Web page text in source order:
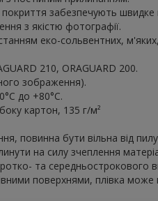
забезпечують швидке
з якістю фотографії.
еко-сольвентних,
210, ORAGUARD 200.
зображення).
до +80°С.
картон, 135 г/м²
повинна бути вільна від
на силу зчеплення
та середньострокового
поверхнями, плівка може